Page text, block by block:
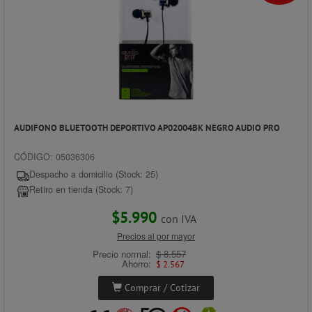
AUDIFONO BLUETOOTH DEPORTIVO AP02004BK NEGRO AUDIO PRO
CÓDIGO: 05036306
Despacho a domicilio (Stock: 25)
Retiro en tienda (Stock: 7)
$5.990 con IVA
Precios al por mayor
Precio normal: $ 8.557
Ahorro: $ 2.567
Comprar / Cotizar